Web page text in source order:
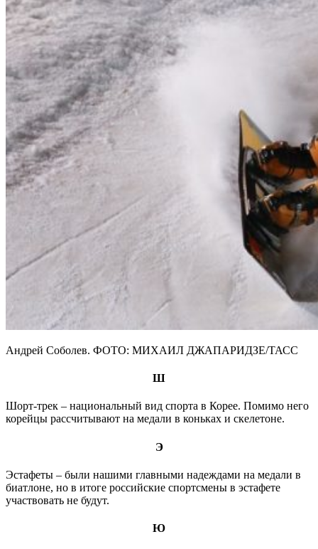
Андрей Соболев. ФОТО: МИХАИЛ ДЖАПАРИДЗЕ/ТАСС
Ш
Шорт-трек – национальный вид спорта в Корее. Помимо него
корейцы рассчитывают на медали в коньках и скелетоне.
Э
Эстафеты – были нашими главными надеждами на медали в
биатлоне, но в итоге российские спортсмены в эстафете
участвовать не будут.
Ю